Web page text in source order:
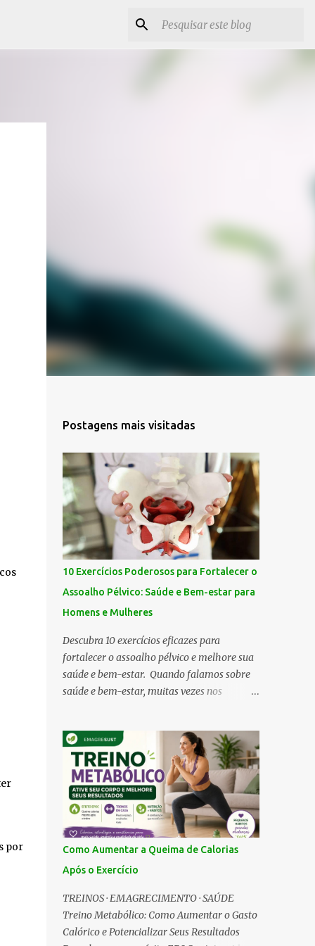
por
Postagens mais visitadas
10 Exercícios Poderosos para Fortalecer o
Assoalho Pélvico: Saúde e Bem-estar para
Homens e Mulheres
Descubra 10 exercícios eficazes para
fortalecer o assoalho pélvico e melhore sua
saúde e bem-estar. Quando falamos sobre
saúde e bem-estar, muitas vezes nos
No entanto, uma área frequentemente
negligenciada é o assoalho pélvico . Esta
rede de músculos e tecidos desempenha um
papel vital em nossas vidas diárias,
influenciando funções básicas como controle
urinário e suporte a órgãos internos.
Surpreendentemente, o fortalecimento do
assoalho pélvico não é apenas uma
preocupação feminina. Homens também
podem se beneficiar enormemente ao incluir
exercícios para essa região em sua rotina.
Então, por que o assoalho pélvico merece
Como Aumentar a Queima de Calorias
Após o Exercício
TREINOS · EMAGRECIMENTO · SAÚDE
Treino Metabólico: Como Aumentar o Gasto
Calórico e Potencializar Seus Resultados